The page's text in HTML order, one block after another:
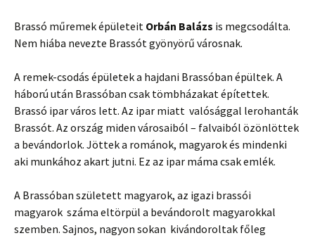
Brassó műremek épületeit Orbán Balázs is megcsodálta.
Nem hiába nevezte Brassót gyönyörű városnak.
A remek-csodás épületek a hajdani Brassóban épültek. A
háború után Brassóban csak tömbházakat építettek.
Brassó ipar város lett. Az ipar miatt valósággal lerohanták
Brassót. Az ország miden városaiból – falvaiból özönlöttek
a bevándorlok. Jöttek a románok, magyarok és mindenki
aki munkához akart jutni. Ez az ipar máma csak emlék.
A Brassóban született magyarok, az igazi brassói
magyarok száma eltörpül a bevándorolt magyarokkal
szemben. Sajnos, nagyon sokan kivándoroltak főleg